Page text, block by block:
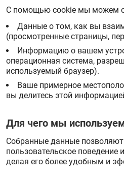
С помощью cookie мы можем
Данные о том, как вы
(просмотренные страницы,
Информацию о вашем
операционная система,
используемый браузер).
Ваше примерное
вы делитесь этой
Для чего мы
Собранные данные
пользовательское поведение
делая его более удобным и